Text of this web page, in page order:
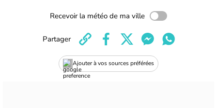
Recevoir la météo de ma ville
Ajouter à vos sources préférées
Partager